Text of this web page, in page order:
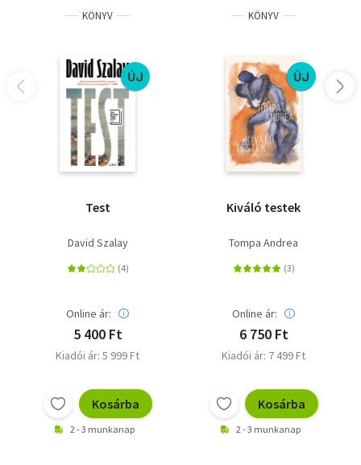
KÖNYV
ÚJ
Test
David Szalay
Online ár:
5 400 Ft
Kiadói ár: 5 999 Ft
Kosárba
2 - 3 munkanap
KÖNYV
ÚJ
Kiváló testek
Tompa Andrea
Online ár:
6 750 Ft
Kiadói ár: 7 499 Ft
Kosárba
2 - 3 munkanap